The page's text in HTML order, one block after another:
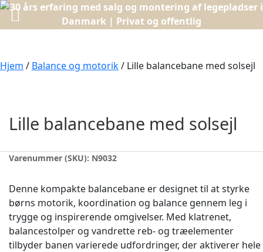
Hjem / Balance og motorik/ Lille balancebane med solsejl
Lille balancebane med solsejl
Varenummer (SKU): N9032
Denne kompakte balancebane er designet til at styrke
børns motorik, koordination og balance gennem leg i
trygge og inspirerende omgivelser. Med klatrenet,
balancestolper og vandrette reb- og træelementer
tilbyder banen varierede udfordringer, der aktiverer hele